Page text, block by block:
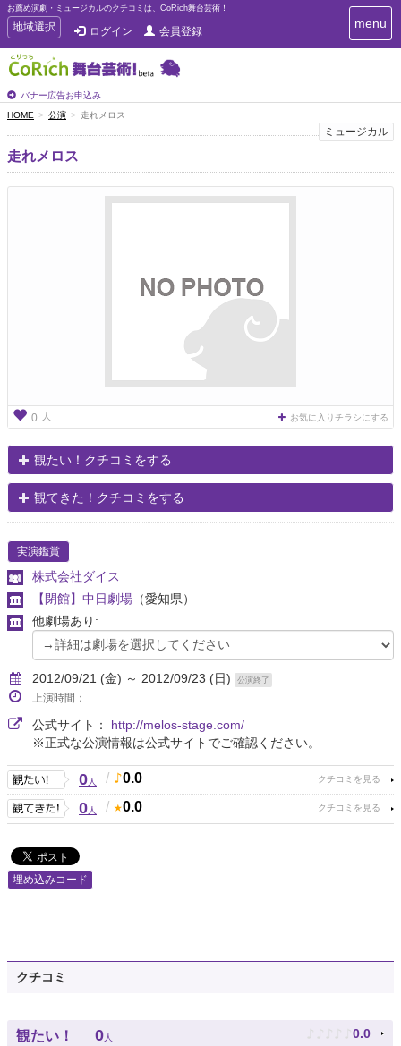
お薦め演劇・ミュージカルのクチコミは、CoRich舞台芸術！
T
o
g
g
e
n
a
v
i
地域選択 ログイン 会員登録
バナー広告お申込み
T
o
n
i
menu
HOME 公演 走れメロス
ミュージカル
走れメロス
0 人 お気に入りチラシにする
観たい！クチコミをする
観てきた！クチコミをする
実演鑑賞
株式会社ダイス
【閉館】中日劇場 （愛知県）
他劇場あり:
2012/09/21 (金) ～ 2012/09/23 (日) 公演終了
上演時間：
公式サイト： http://melos-stage.com/
※正式な公演情報は公式サイトでご確認ください。
0人 / 0.0
0人 / 0.0
埋め込みコード
クチコミ
観たい！ 0人 ♪ ♪ ♪ ♪ ♪ 0.0